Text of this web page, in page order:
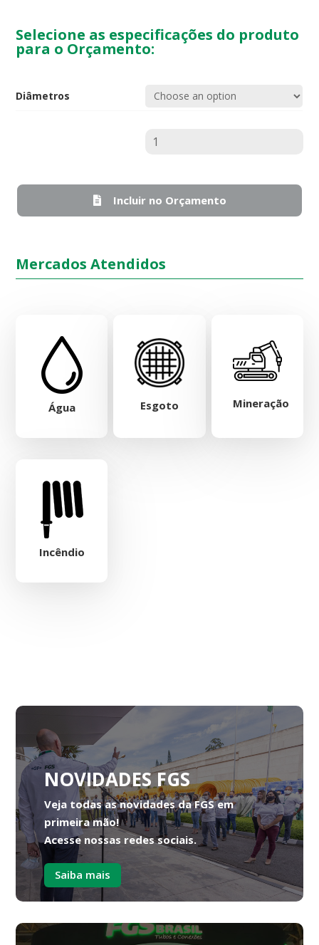
Selecione as especificações do produto
para o Orçamento:
Diâmetros
Incluir no Orçamento
Mercados Atendidos
Água Esgoto Mineração
Incêndio
NOVIDADES FGS
Veja todas as novidades da FGS em
primeira mão!
Acesse nossas redes sociais.
Saiba mais